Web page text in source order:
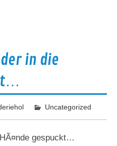
in die
Uncategorized
gespuckt…